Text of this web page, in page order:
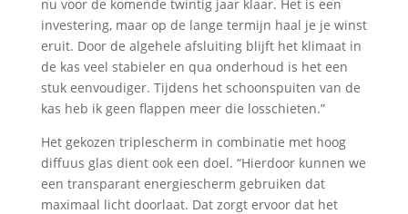
nu voor de komende twintig jaar klaar. Het is een
investering, maar op de lange termijn haal je je winst
eruit. Door de algehele afsluiting blijft het klimaat in
de kas veel stabieler en qua onderhoud is het een
stuk eenvoudiger. Tijdens het schoonspuiten van de
kas heb ik geen flappen meer die losschieten.”
Het gekozen triplescherm in combinatie met hoog
diffuus glas dient ook een doel. “Hierdoor kunnen we
een transparant energiescherm gebruiken dat
maximaal licht doorlaat. Dat zorgt ervoor dat het